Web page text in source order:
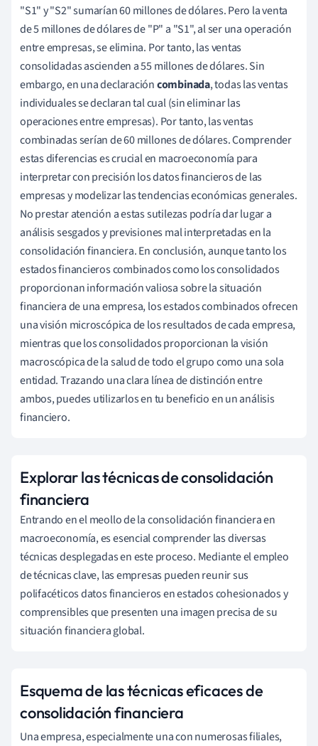
"S1" y "S2" sumarían 60 millones de dólares. Pero la venta
de 5 millones de dólares de "P" a "S1", al ser una operación
entre empresas, se elimina. Por tanto, las ventas
consolidadas ascienden a 55 millones de dólares. Sin
embargo, en una declaracióncombinada, todas las ventas
individuales se declaran tal cual (sin eliminar las
operaciones entre empresas). Por tanto, las ventas
combinadas serían de 60 millones de dólares. Comprender
estas diferencias es crucial en macroeconomía para
interpretar con precisión los datos financieros de las
empresas y modelizar las tendencias económicas generales.
No prestar atención a estas sutilezas podría dar lugar a
análisis sesgados y previsiones mal interpretadas en la
consolidación financiera. En conclusión, aunque tanto los
estados financieros combinados como los consolidados
proporcionan información valiosa sobre la situación
financiera de una empresa, los estados combinados ofrecen
una visión microscópica de los resultados de cada empresa,
mientras que los consolidados proporcionan la visión
macroscópica de la salud de todo el grupo como una sola
entidad. Trazando una clara línea de distinción entre
ambos, puedes utilizarlos en tu beneficio en un análisis
financiero.
Explorar las técnicas de consolidación
financiera
Entrando en el meollo de la consolidación financiera en
macroeconomía, es esencial comprender las diversas
técnicas desplegadas en este proceso. Mediante el empleo
de técnicas clave, las empresas pueden reunir sus
polifacéticos datos financieros en estados cohesionados y
comprensibles que presenten una imagen precisa de su
situación financiera global.
Esquema de las técnicas eficaces de
consolidación financiera
Una empresa, especialmente una con numerosas filiales,